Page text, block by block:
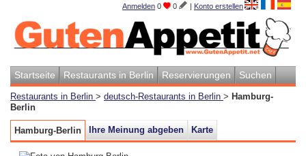
Anmelden 0 0 | Konto erstellen
Startseite Restaurants in Berlin Reservierungen Suchen
Restaurants in Berlin > deutsch-Restaurants in Berlin > Hamburg-
Berlin
Hamburg-Berlin Ihre Meinung abgeben Karte